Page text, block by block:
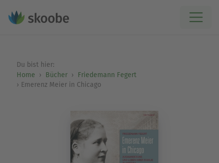
Du bist hier:
Home
Bücher
Friedemann Fegert
Emerenz Meier in Chicago